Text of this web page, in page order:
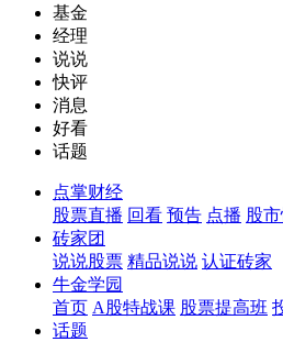
基金
经理
说说
快评
消息
好看
话题
点掌财经
股票直播 回看 预告 点播 股
砖家团
说说股票 精品说说 认证砖家
牛金学园
首页 A股特战课 股票提高班
话题